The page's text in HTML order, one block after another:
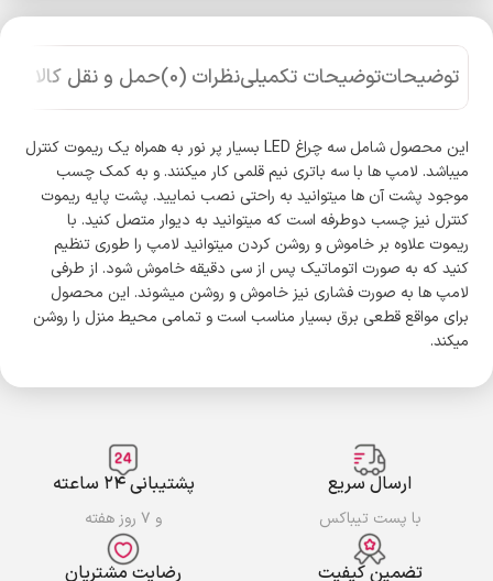
توضیحاتتوضیحات تکمیلینظرات (0) حمل و نقل کالا
این محصول شامل سه چراغ LED بسیار پر نور به همراه یک ریموت کنترل
میباشد. لامپ ها با سه باتری نیم قلمی کار میکنند. و به کمک چسب
موجود پشت آن ها میتوانید به راحتی نصب نمایید. پشت پایه ریموت
کنترل نیز چسب دوطرفه است که میتوانید به دیوار متصل کنید. با
ریموت علاوه بر خاموش و روشن کردن میتوانید لامپ را طوری تنظیم
کنید که به صورت اتوماتیک پس از سی دقیقه خاموش شود. از طرفی
لامپ ها به صورت فشاری نیز خاموش و روشن میشوند. این محصول
برای مواقع قطعی برق بسیار مناسب است و تمامی محیط منزل را روشن
میکند.
ارسال سریع
با پست تیباکس
پشتیبانی ۲۴ ساعته
و ۷ روز هفته
تضمین کیفیت رضایت مشتریان